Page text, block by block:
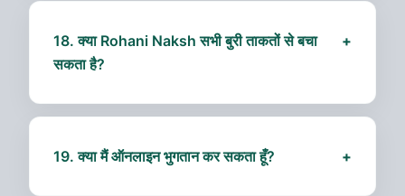
18. क्या Rohani Naksh सभी बुरी ताकतों से बचा
सकता है?
+
है, लेकिन व्यक्ति के कर्म और विश्वास भी परिणाम में महत्वपूर्ण
19. क्या मैं ऑनलाइन भुगतान कर सकता हूँ? +